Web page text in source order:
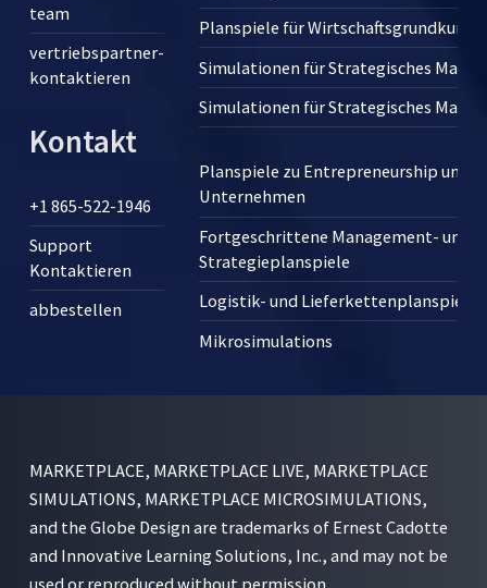
team
vertriebspartner-
kontaktieren
Kontakt
+1 865-522-1946
Support
Kontaktieren
abbestellen
Planspiele für Wirtschaftsgrundkurse
Simulationen für Strategisches
Simulationen für Strategisches
Planspiele zu Entrepreneurship und
Unternehmen
Fortgeschrittene Management- und
Strategieplanspiele
Logistik- und Lieferkettenplanspiele
Mikrosimulations
MARKETPLACE, MARKETPLACE LIVE, MARKETPLACE
SIMULATIONS, MARKETPLACE MICROSIMULATIONS,
and the Globe Design are trademarks of Ernest Cadotte
and Innovative Learning Solutions, Inc., and may not be
used or reproduced without permission.